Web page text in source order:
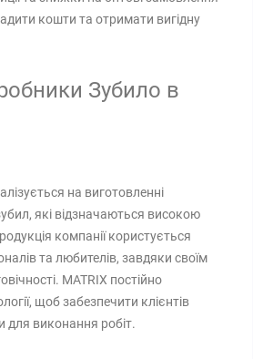
кошти та отримати вигідну
Зубило в
на виготовленні
які відзначаються високою
компанії користується
та любителів, завдяки своїм
MATRIX постійно
щоб забезпечити клієнтів
виконання робіт.